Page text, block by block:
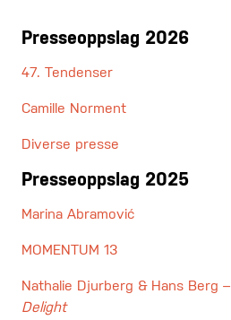
Presseoppslag 2026
47. Tendenser
Camille Norment
Diverse presse
Presseoppslag 2025
Marina Abramović
MOMENTUM 13
Nathalie Djurberg & Hans Berg –
Delight